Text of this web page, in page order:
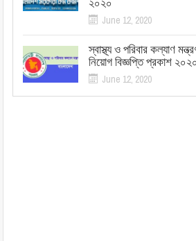
June 12, 2020
স্বাস্থ্য ও পরিবার কল্যাণ
নিয়োগ বিজ্ঞপ্তি প্রকাশ ২০২০
June 12, 2020